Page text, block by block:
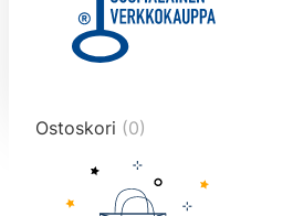
data-original-query-vars="[]"
data-max-pages="4512"
end="10">
Ostoskori (0)